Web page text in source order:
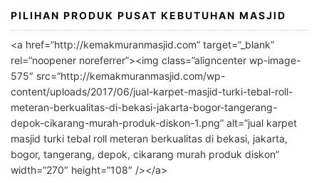
PILIHAN PRODUK PUSAT KEBUTUHAN MASJID
<a href=”http://kemakmuranmasjid.com” target=”_blank”
rel=”noopener noreferrer”><img class=”aligncenter wp-image-
575″ src=”http://kemakmuranmasjid.com/wp-
content/uploads/2017/06/jual-karpet-masjid-turki-tebal-roll-
meteran-berkualitas-di-bekasi-jakarta-bogor-tangerang-
depok-cikarang-murah-produk-diskon-1.png” alt=”jual karpet
masjid turki tebal roll meteran berkualitas di bekasi, jakarta,
bogor, tangerang, depok, cikarang murah produk diskon”
width=”270″ height=”108″ /></a>